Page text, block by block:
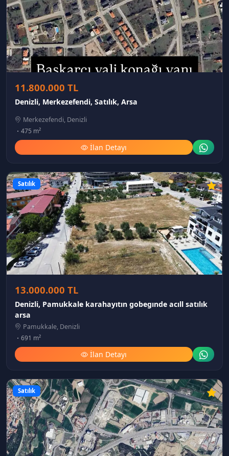
11.800.000 TL
Denizli, Merkezefendi, Satılık, Arsa
Merkezefendi, Denizli
475 m²
İlan Detayı
Satılık
13.000.000 TL
Denizli, Pamukkale karahayıtın gobegınde acıll satılık
arsa
Pamukkale, Denizli
691 m²
İlan Detayı
Satılık